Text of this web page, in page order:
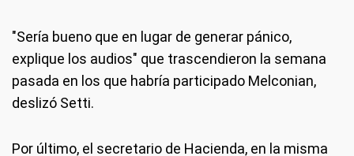
"Sería bueno que en lugar de generar pánico,
explique los audios" que trascendieron la semana
pasada en los que habría participado Melconian,
deslizó Setti.
Por último, el secretario de Hacienda, en la misma